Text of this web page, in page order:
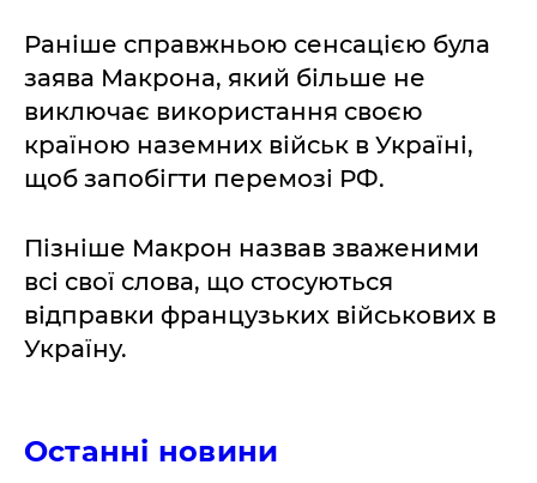
Раніше справжньою сенсацією була
заява Макрона, який більше не
виключає використання своєю
країною наземних військ в Україні,
щоб запобігти перемозі РФ.
Пізніше Макрон назвав зваженими
всі свої слова, що стосуються
відправки французьких військових в
Україну.
Останні новини